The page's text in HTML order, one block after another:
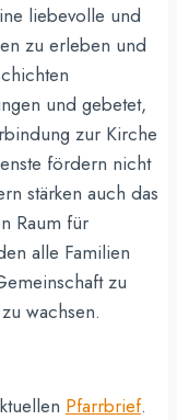
liebevolle und
zu erleben und
und gebetet,
zur Kirche
fördern nicht
stärken auch das
Raum für
alle Familien
zu
wachsen.
Pfarrbrief.